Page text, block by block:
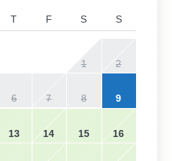
T F S S
1 2
6 7 8 9
13 14 15 16